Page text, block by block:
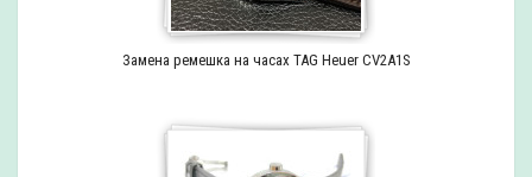
Замена ремешка на часах TAG Heuer CV2A1S